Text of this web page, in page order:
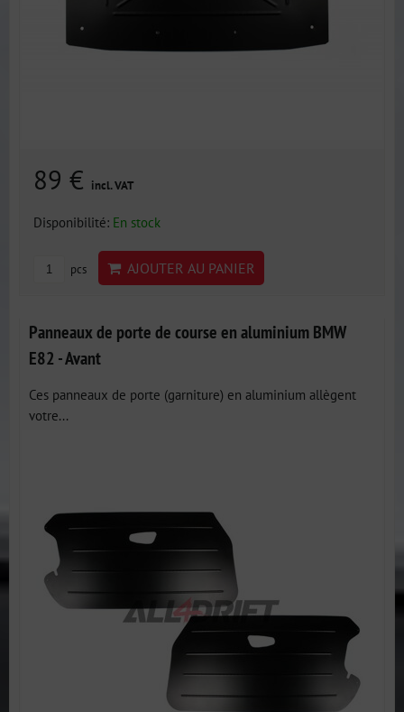
89 € incl. VAT
Disponibilité: En stock
pcs AJOUTER AU PANIER
Panneaux de porte de course en aluminium BMW
E82 - Avant
Ces panneaux de porte (garniture) en aluminium allègent
votre...